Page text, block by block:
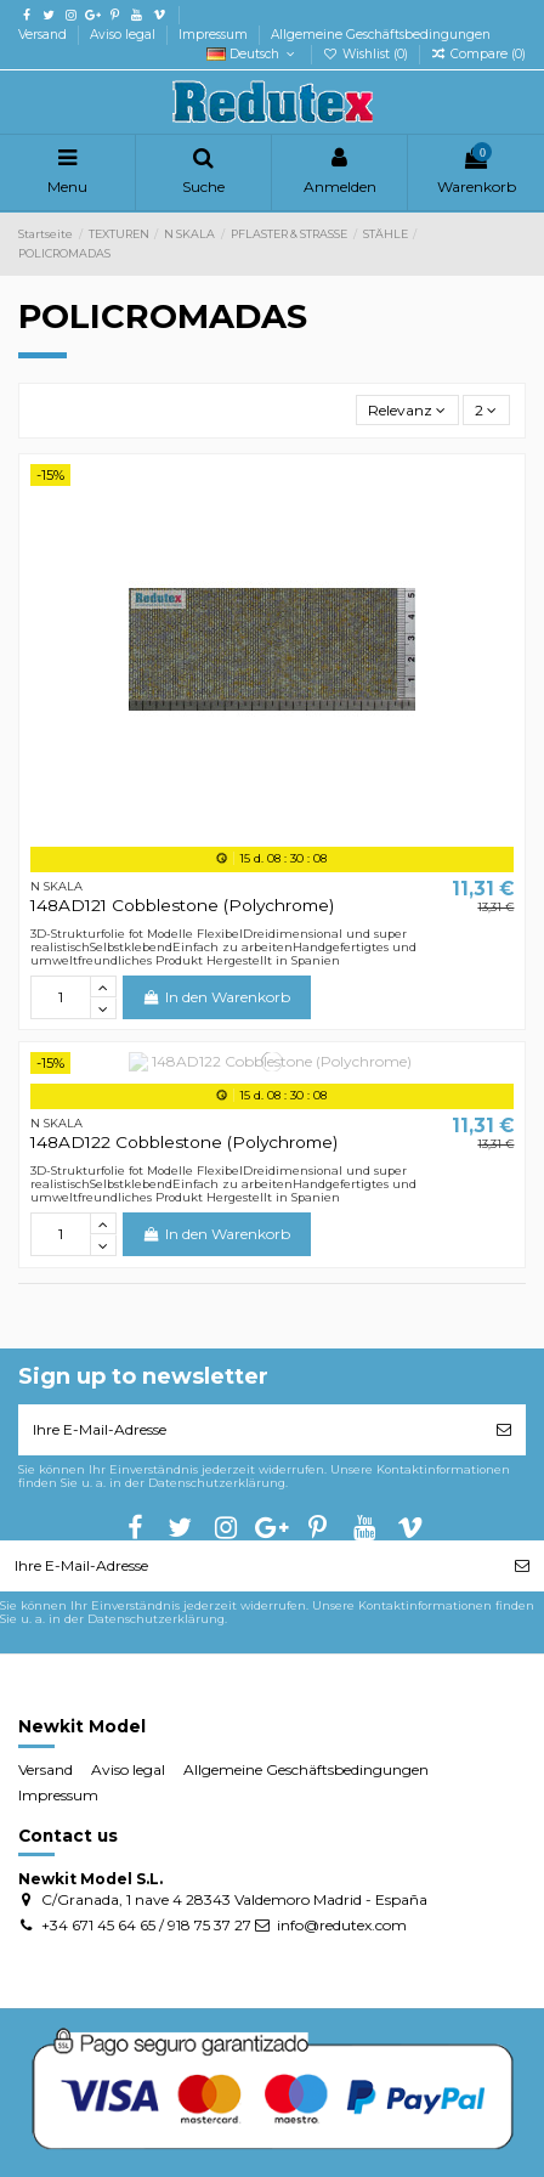
Versand Aviso legal Impressum
Allgemeine Geschäftsbedingungen
Deutsch
Wishlist (0) Compare (0)
Menu Suche Anmelden
0
Warenkorb
Startseite TEXTUREN N SKALA PFLASTER & STRASSE
STÄHLE
POLICROMADAS
POLICROMADAS
Relevanz 2
-15%
15d. 08: 30: 08
N SKALA
148AD121 Cobblestone (Polychrome)
11,31 €
13,31 €
3D-Strukturfolie fot Modelle FlexibelDreidimensional und super
realistischSelbstklebendEinfach zu arbeitenHandgefertigtes und
umweltfreundliches Produkt Hergestellt in Spanien
In den Warenkorb
-15%
15d. 08: 30: 08
N SKALA
148AD122 Cobblestone (Polychrome)
11,31 €
13,31 €
3D-Strukturfolie fot Modelle FlexibelDreidimensional und super
realistischSelbstklebendEinfach zu arbeitenHandgefertigtes und
umweltfreundliches Produkt Hergestellt in Spanien
In den Warenkorb
Sign up to newsletter
Sie können Ihr Einverständnis jederzeit widerrufen. Unsere Kontaktinformationen
finden Sie u. a. in der Datenschutzerklärung.
Sie können Ihr Einverständnis jederzeit widerrufen. Unsere Kontaktinformationen finden
Sie u. a. in der Datenschutzerklärung.
Newkit Model
Versand Aviso legal
Allgemeine Geschäftsbedingungen
Impressum
Contact us
Newkit Model S.L.
C/Granada, 1 nave 4 28343 Valdemoro Madrid - España
+34 671 45 64 65 / 918 75 37 27
info@redutex.com